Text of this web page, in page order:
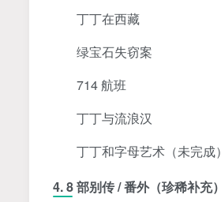
丁丁在西藏
绿宝石失窃案
714 航班
丁丁与流浪汉
丁丁和字母艺术（未完成）
4. 8 部别传 / 番外（珍稀补充）